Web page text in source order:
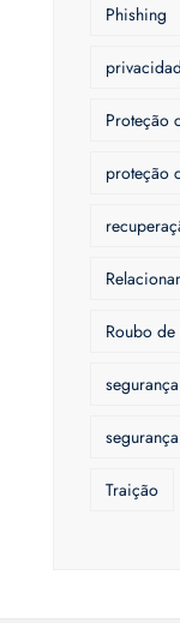
Phishing
Proteção
proteção
Roubo
Traição